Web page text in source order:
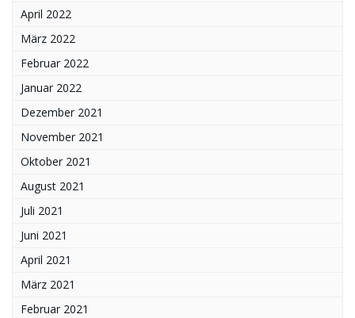
April 2022
März 2022
Februar 2022
Januar 2022
Dezember 2021
November 2021
Oktober 2021
August 2021
Juli 2021
Juni 2021
April 2021
März 2021
Februar 2021